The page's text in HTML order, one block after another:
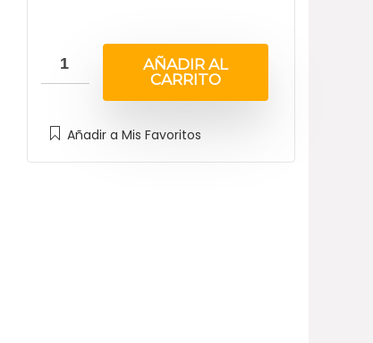
AÑADIR AL
CARRITO
Añadir a Mis Favoritos